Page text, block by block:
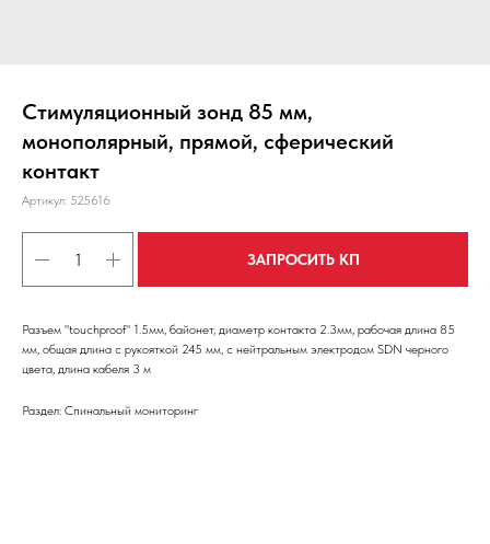
Стимуляционный зонд 85 мм,
монополярный, прямой, сферический
контакт
Артикул: 525616
ЗАПРОСИТЬ КП
Разъем "touchproof" 1.5мм, байонет, диаметр контакта 2.3мм, рабочая длина 85
мм, общая длина с рукояткой 245 мм, с нейтральным электродом SDN черного
цвета, длина кабеля 3 м
Раздел: Спинальный мониторинг